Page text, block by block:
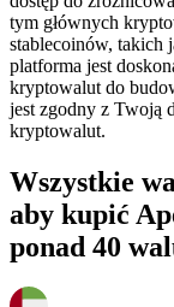
tym głównych
stablecoinów, takich
platforma jest
kryptowalut do
jest zgodny z Twoją
kryptowalut.
Wszystkie
aby kupić
ponad 40